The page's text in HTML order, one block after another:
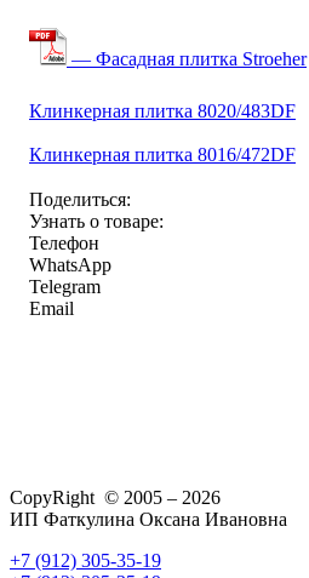
— Фасадная плитка Stroeher
Клинкерная плитка 8020/483DF
Клинкерная плитка 8016/472DF
Поделиться:
Узнать о товаре:
Телефон
WhatsApp
Telegram
Email
CopyRight © 2005 – 2026
ИП Фаткулина Оксана Ивановна
+7 (912) 305-35-19